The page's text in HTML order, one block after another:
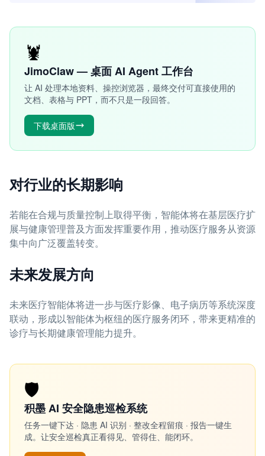
🦞
JimoClaw — 桌面 AI Agent 工作台
让 AI 处理本地资料、操控浏览器，最终交付可直接使用的
文档、表格与 PPT，而不只是一段回答。
下载桌面版
对行业的长期影响
若能在合规与质量控制上取得平衡，智能体将在基层医疗扩
展与健康管理普及方面发挥重要作用，推动医疗服务从资源
集中向广泛覆盖转变。
未来发展方向
未来医疗智能体将进一步与医疗影像、电子病历等系统深度
联动，形成以智能体为枢纽的医疗服务闭环，带来更精准的
诊疗与长期健康管理能力提升。
🛡️
积墨 AI 安全隐患巡检系统
任务一键下达 · 隐患 AI 识别 · 整改全程留痕 · 报告一键生
成。让安全巡检真正看得见、管得住、能闭环。